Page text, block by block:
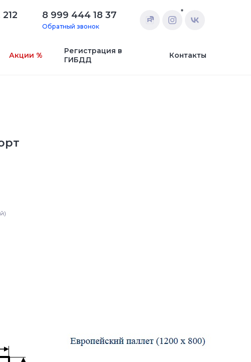
*
8 999 444 18 37
Обратный звонок
Акции %
Регистрация в
ГИБДД
Контакты